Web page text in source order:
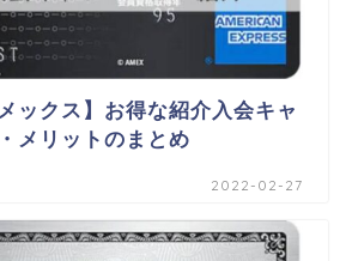
ックス】お得な紹介入会キャ
メリットのまとめ
2022-02-27